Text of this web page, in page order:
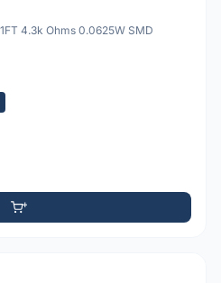
4.3k Ohms 0.0625W SMD